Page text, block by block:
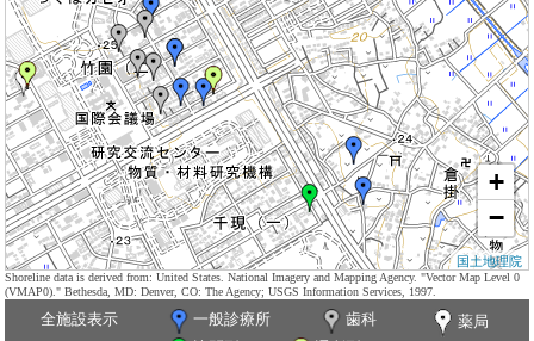
+
−
国土地理院
Shoreline data is derived from: United States. National Imagery and Mapping Agency. "Vector Map Level 0
(VMAP0)." Bethesda, MD: Denver, CO: The Agency; USGS Information Services, 1997.
全施設表示 一般診療所 歯科
薬局